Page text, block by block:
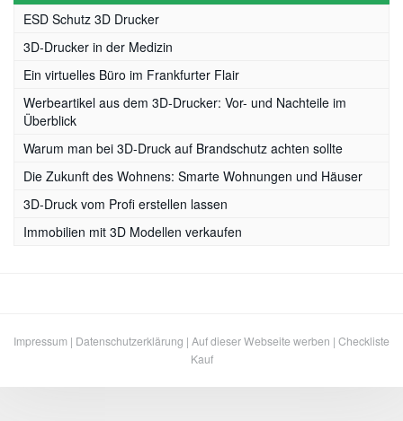
ESD Schutz 3D Drucker
3D-Drucker in der Medizin
Ein virtuelles Büro im Frankfurter Flair
Werbeartikel aus dem 3D-Drucker: Vor- und Nachteile im
Überblick
Warum man bei 3D-Druck auf Brandschutz achten sollte
Die Zukunft des Wohnens: Smarte Wohnungen und Häuser
3D-Druck vom Profi erstellen lassen
Immobilien mit 3D Modellen verkaufen
Impressum | Datenschutzerklärung | Auf dieser Webseite werben | Checkliste
Kauf